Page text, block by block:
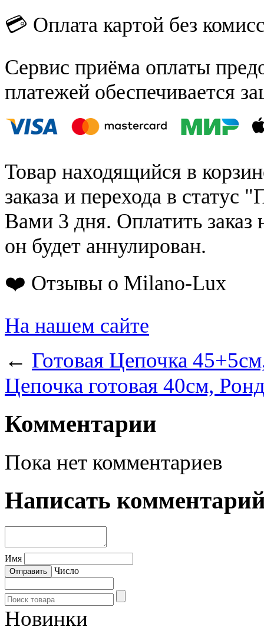
💳 Оплата картой без
Сервис приёма оплаты
платежей обеспечивается
Товар находящийся в
заказа и перехода в статус
Вами 3 дня. Оплатить заказ
он будет аннулирован.
❤️ Отзывы о Milano-Lux
На нашем сайте
← Готовая Цепочка
Цепочка готовая 40см,
Комментарии
Пока нет комментариев
Написать
Имя
Число
Новинки